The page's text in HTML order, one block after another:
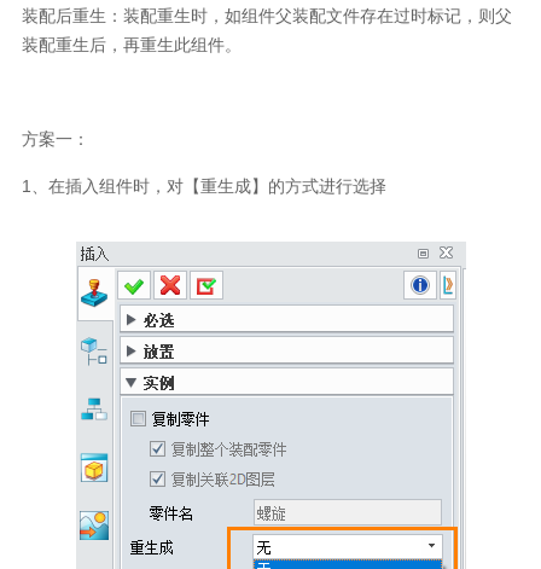
装配后重生：装配重生时，如组件父装配文件存在过时标记，则父
装配重生后，再重生此组件。
方案一：
1、在插入组件时，对【重生成】的方式进行选择